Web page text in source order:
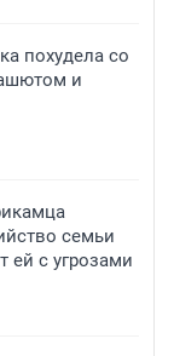
похудела со
и
семьи
ей с угрозами